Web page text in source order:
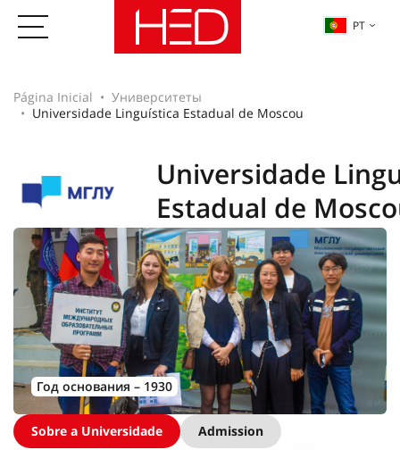
PT
Página Inicial
Университеты
Universidade Linguística Estadual de Moscou
Universidade
Estadual de
Год основания – 1930
Sobre a Universidade Admission